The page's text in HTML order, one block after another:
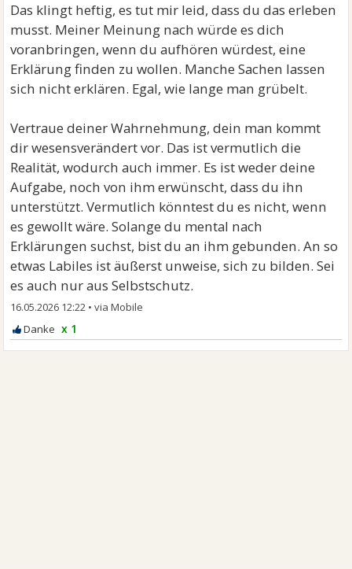
Das klingt heftig, es tut mir leid, dass du das erleben
musst. Meiner Meinung nach würde es dich
voranbringen, wenn du aufhören würdest, eine
Erklärung finden zu wollen. Manche Sachen lassen
sich nicht erklären. Egal, wie lange man grübelt.
Vertraue deiner Wahrnehmung, dein man kommt
dir wesensverändert vor. Das ist vermutlich die
Realität, wodurch auch immer. Es ist weder deine
Aufgabe, noch von ihm erwünscht, dass du ihn
unterstützt. Vermutlich könntest du es nicht, wenn
es gewollt wäre. Solange du mental nach
Erklärungen suchst, bist du an ihm gebunden. An so
etwas Labiles ist äußerst unweise, sich zu bilden. Sei
es auch nur aus Selbstschutz.
16.05.2026 12:22 •
x 1